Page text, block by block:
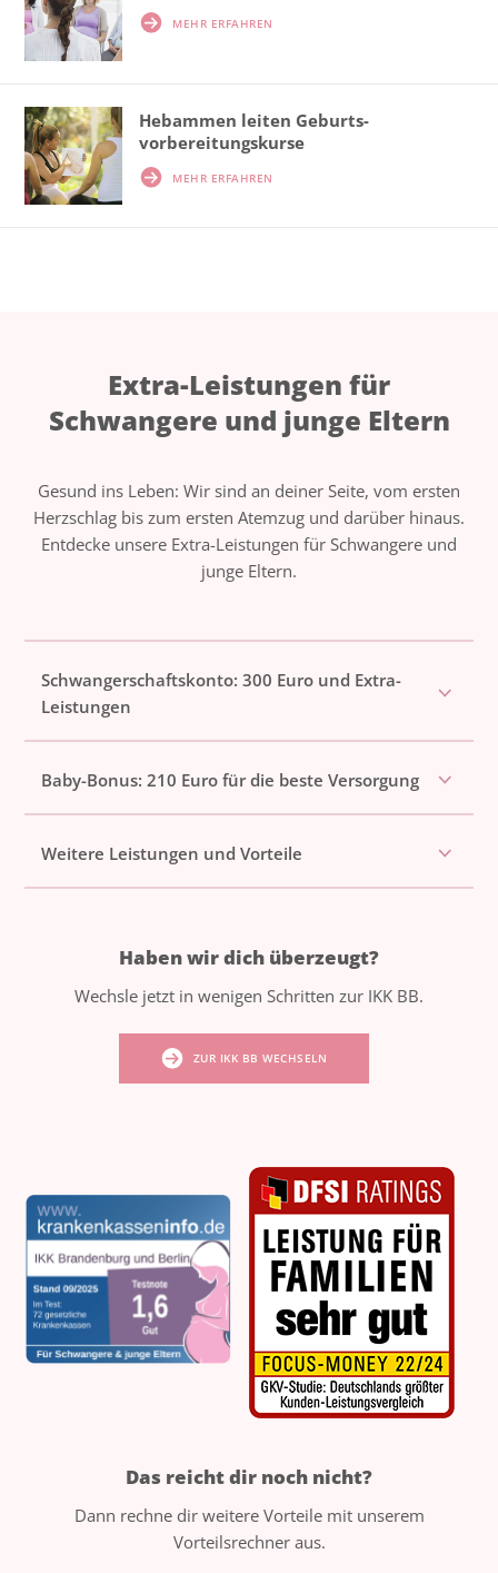
MEHR ERFAHREN
Hebammen leiten Geburts­
vorbereitungskurse
MEHR ERFAHREN
Extra-Leistungen für
Schwangere und junge Eltern
Gesund ins Leben: Wir sind an deiner Seite, vom ersten
Herzschlag bis zum ersten Atemzug und darüber hinaus.
Entdecke unsere Extra-Leistungen für Schwangere und
junge Eltern.
Schwangerschaftskonto: 300 Euro und Extra-
Leistungen
Baby-Bonus: 210 Euro für die beste Versorgung
Weitere Leistungen und Vorteile
Haben wir dich überzeugt?
Wechsle jetzt in wenigen Schritten zur IKK BB.
ZUR IKK BB WECHSELN
Das reicht dir noch nicht?
Dann rechne dir weitere Vorteile mit unserem
Vorteilsrechner aus.